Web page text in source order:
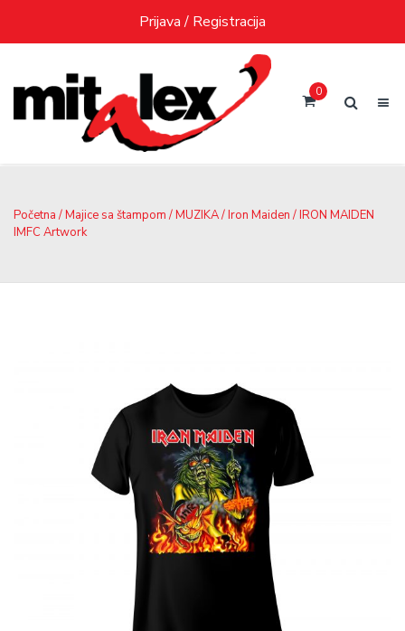
content
Prijava / Registracija
0
Početna /Majice sa štampom /MUZIKA/Iron Maiden / IRON MAIDEN
IMFC Artwork